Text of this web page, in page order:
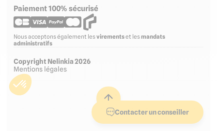
Contacter un conseiller
Paiement 100% sécurisé
Nous acceptons également lesvirementset les mandats
administratifs
Copyright Nelinkia 2026
Mentions légales